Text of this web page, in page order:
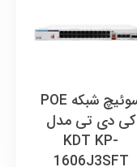
سوئیچ شبکه POE
کی دی تی مدل
KDT KP-
1606J3SFT